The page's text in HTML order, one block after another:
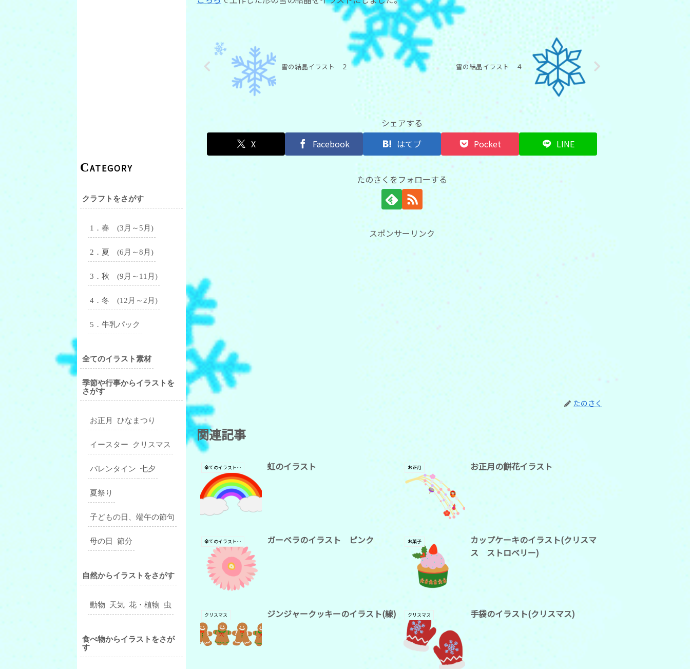
雪の結晶イラスト ２ 雪の結晶イラスト ４
シェアする
X
Facebook はてブ Pocket LINE
たのさくをフォローする
スポンサーリンク
たのさく
関連記事
全てのイラスト素材 虹のイラスト お正月 お正月の餅花イラスト
全てのイラスト素材 ガーベラのイラスト ピンク お菓子
カップケーキのイラスト(クリスマ
ス ストロベリー)
クリスマス ジンジャークッキーのイラスト(線) クリスマス 手袋のイラスト(クリスマス)
CATEGORY
クラフトをさがす
1．春 (3月～5月)
2．夏 (6月～8月)
3．秋 (9月～11月)
4．冬 (12月～2月)
5．牛乳パック
全てのイラスト素材
季節や行事からイラストを
さがす
お正月 ひなまつり
イースター クリスマス
バレンタイン 七夕
夏祭り
子どもの日、端午の節句
母の日 節分
自然からイラストをさがす
動物 天気 花・植物 虫
食べ物からイラストをさが
す